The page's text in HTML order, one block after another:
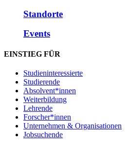
Standorte
Events
EINSTIEG FÜR
Studieninteressierte
Studierende
Absolvent*innen
Weiterbildung
Lehrende
Forscher*innen
Unternehmen & Organisationen
Jobsuchende